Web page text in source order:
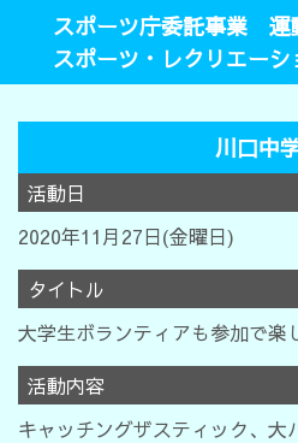
スポーツ庁委託事業 運
スポーツ・レクリエー
川口中
活動日
2020年11月27日(金曜日)
タイトル
大学生ボランティアも参加で楽
活動内容
キャッチングザスティック、大